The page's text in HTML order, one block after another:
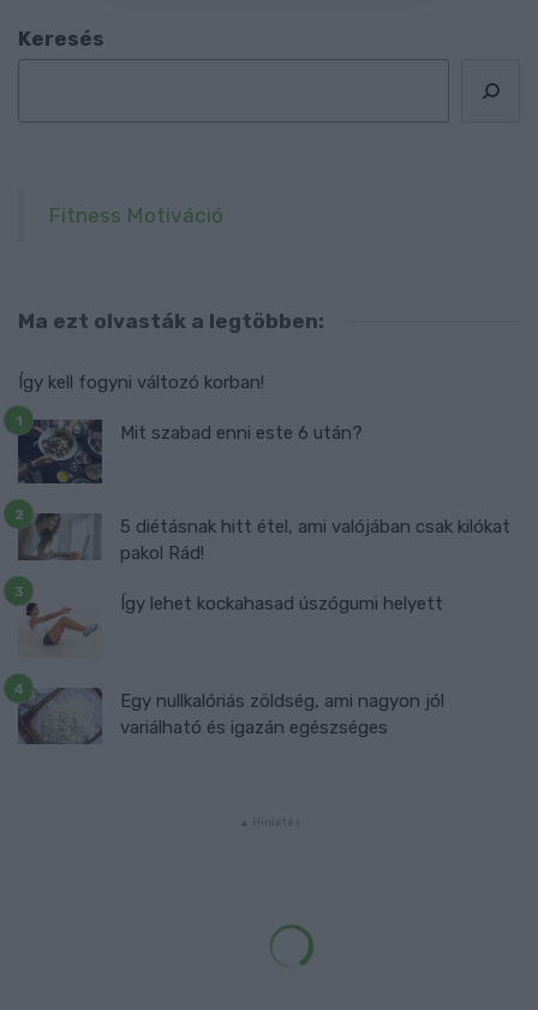
Keresés
Fitness Motiváció
Ma ezt olvasták a legtöbben:
Így kell fogyni változó korban!
Mit szabad enni este 6 után?
5 diétásnak hitt étel, ami valójában csak kilókat
pakol Rád!
Így lehet kockahasad úszógumi helyett
Egy nullkalóriás zöldség, ami nagyon jól
variálható és igazán egészséges